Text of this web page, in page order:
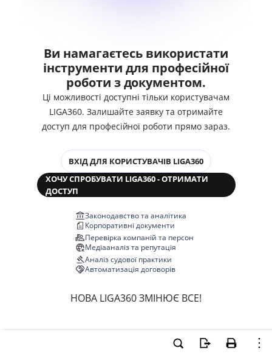
Ви намагаєтесь використати
інструменти для професійної
роботи з документом.
Ці можливості доступні тільки користувачам
LIGA360. Залишайте заявку та отримайте
доступ для професійної роботи прямо зараз.
ВХІД ДЛЯ КОРИСТУВАЧІВ LIGA360
ХОЧУ СПРОБУВАТИ LIGA360 - ОТРИМАТИ
ДОСТУП
Законодавство та аналітика
Корпоративні документи
Перевірка компаній та персон
Медіааналіз та репутація
Аналіз судової практики
Автоматизація договорів
НОВА LIGA360 ЗМІНЮЄ ВСЕ!